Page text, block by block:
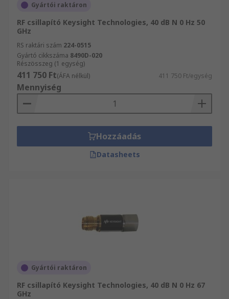
Gyártói raktáron
RF csillapító Keysight Technologies, 40 dB N 0 Hz 50
GHz
RS raktári szám 224-0515
Gyártó cikkszáma 8490D-020
Részösszeg (1 egység)
411 750 Ft(ÁFA nélkül) 411 750 Ft/egység
Mennyiség
Hozzáadás
Datasheets
Gyártói raktáron
RF csillapító Keysight Technologies, 40 dB N 0 Hz 67
GHz